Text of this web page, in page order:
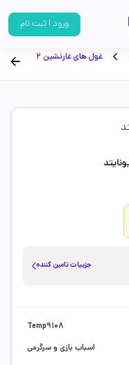
ورود | ثبت نام
غول های غارنشین 2
جزییات تامین کننده
Temp9108
اسباب بازی و سرگرمی